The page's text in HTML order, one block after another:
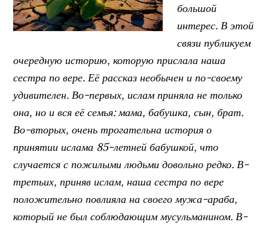
большой
интерес. В этой
связи публикуем
очередную историю, которую прислала наша
сестра по вере. Её рассказ необычен и по-своему
удивителен. Во-первых, ислам приняла не только
она, но и вся её семья: мама, бабушка, сын, брат.
Во-вторых, очень трогательна история о
принятии ислама 85-летней бабушкой, что
случается с пожилыми людьми довольно редко. В-
третьих, приняв ислам, наша сестра по вере
положительно повлияла на своего мужа-араба,
который не был соблюдающим мусульманином. В-